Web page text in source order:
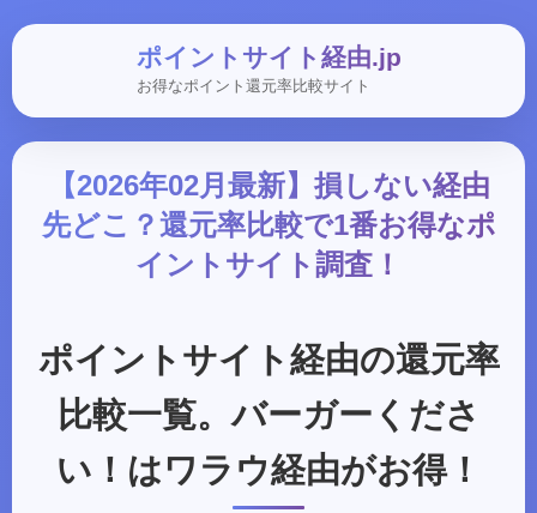
ポイントサイト経由.jp
お得なポイント還元率比較サイト
【2026年02月最新】損しない経由
先どこ？還元率比較で1番お得なポ
イントサイト調査！
ポイントサイト経由の還元率
比較一覧。バーガーくださ
い！はワラウ経由がお得！